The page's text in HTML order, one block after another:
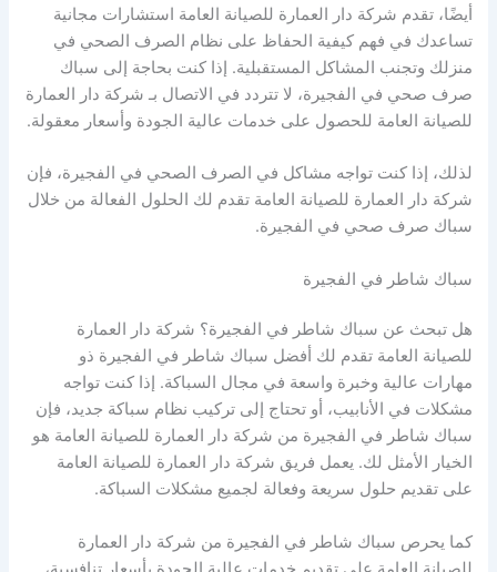
أيضًا، تقدم شركة دار العمارة للصيانة العامة استشارات مجانية
تساعدك في فهم كيفية الحفاظ على نظام الصرف الصحي في
منزلك وتجنب المشاكل المستقبلية. إذا كنت بحاجة إلى سباك
صرف صحي في الفجيرة، لا تتردد في الاتصال بـ شركة دار العمارة
للصيانة العامة للحصول على خدمات عالية الجودة وأسعار معقولة.
لذلك، إذا كنت تواجه مشاكل في الصرف الصحي في الفجيرة، فإن
شركة دار العمارة للصيانة العامة تقدم لك الحلول الفعالة من خلال
سباك صرف صحي في الفجيرة.
سباك شاطر في الفجيرة
هل تبحث عن سباك شاطر في الفجيرة؟ شركة دار العمارة
للصيانة العامة تقدم لك أفضل سباك شاطر في الفجيرة ذو
مهارات عالية وخبرة واسعة في مجال السباكة. إذا كنت تواجه
مشكلات في الأنابيب، أو تحتاج إلى تركيب نظام سباكة جديد، فإن
سباك شاطر في الفجيرة من شركة دار العمارة للصيانة العامة هو
الخيار الأمثل لك. يعمل فريق شركة دار العمارة للصيانة العامة
على تقديم حلول سريعة وفعالة لجميع مشكلات السباكة.
كما يحرص سباك شاطر في الفجيرة من شركة دار العمارة